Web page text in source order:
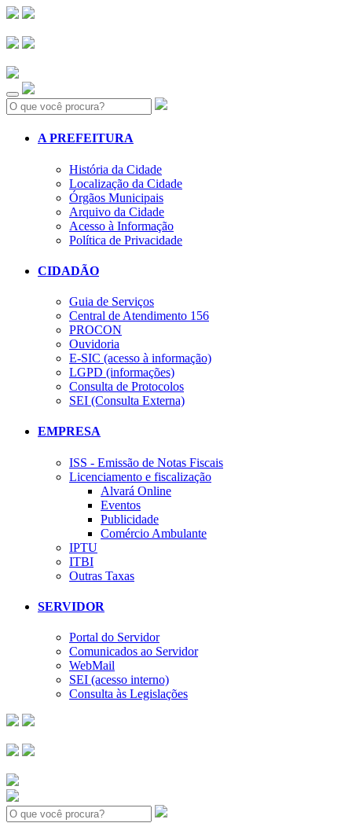
Search:
A PREFEITURA
História da Cidade
Localização da Cidade
Órgãos Municipais
Arquivo da Cidade
Acesso à Informação
Política de Privacidade
CIDADÃO
Guia de Serviços
Central de Atendimento 156
PROCON
Ouvidoria
E-SIC (acesso à informação)
LGPD (informações)
Consulta de Protocolos
SEI (Consulta Externa)
EMPRESA
ISS - Emissão de Notas Fiscais
Licenciamento e fiscalização
Alvará Online
Eventos
Publicidade
Comércio Ambulante
IPTU
ITBI
Outras Taxas
SERVIDOR
Portal do Servidor
Comunicados ao Servidor
WebMail
SEI (acesso interno)
Consulta às Legislações
Search: